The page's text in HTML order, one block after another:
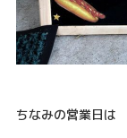
ちなみの営業日は